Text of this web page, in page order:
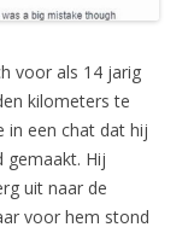
voor als 14 jarig
kilometers te
in een chat dat hij
gemaakt. Hij
uit naar de
voor hem stond